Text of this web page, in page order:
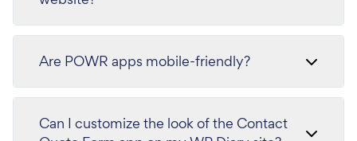
Are POWR apps mobile-friendly?
Can I customize the look of the Contact